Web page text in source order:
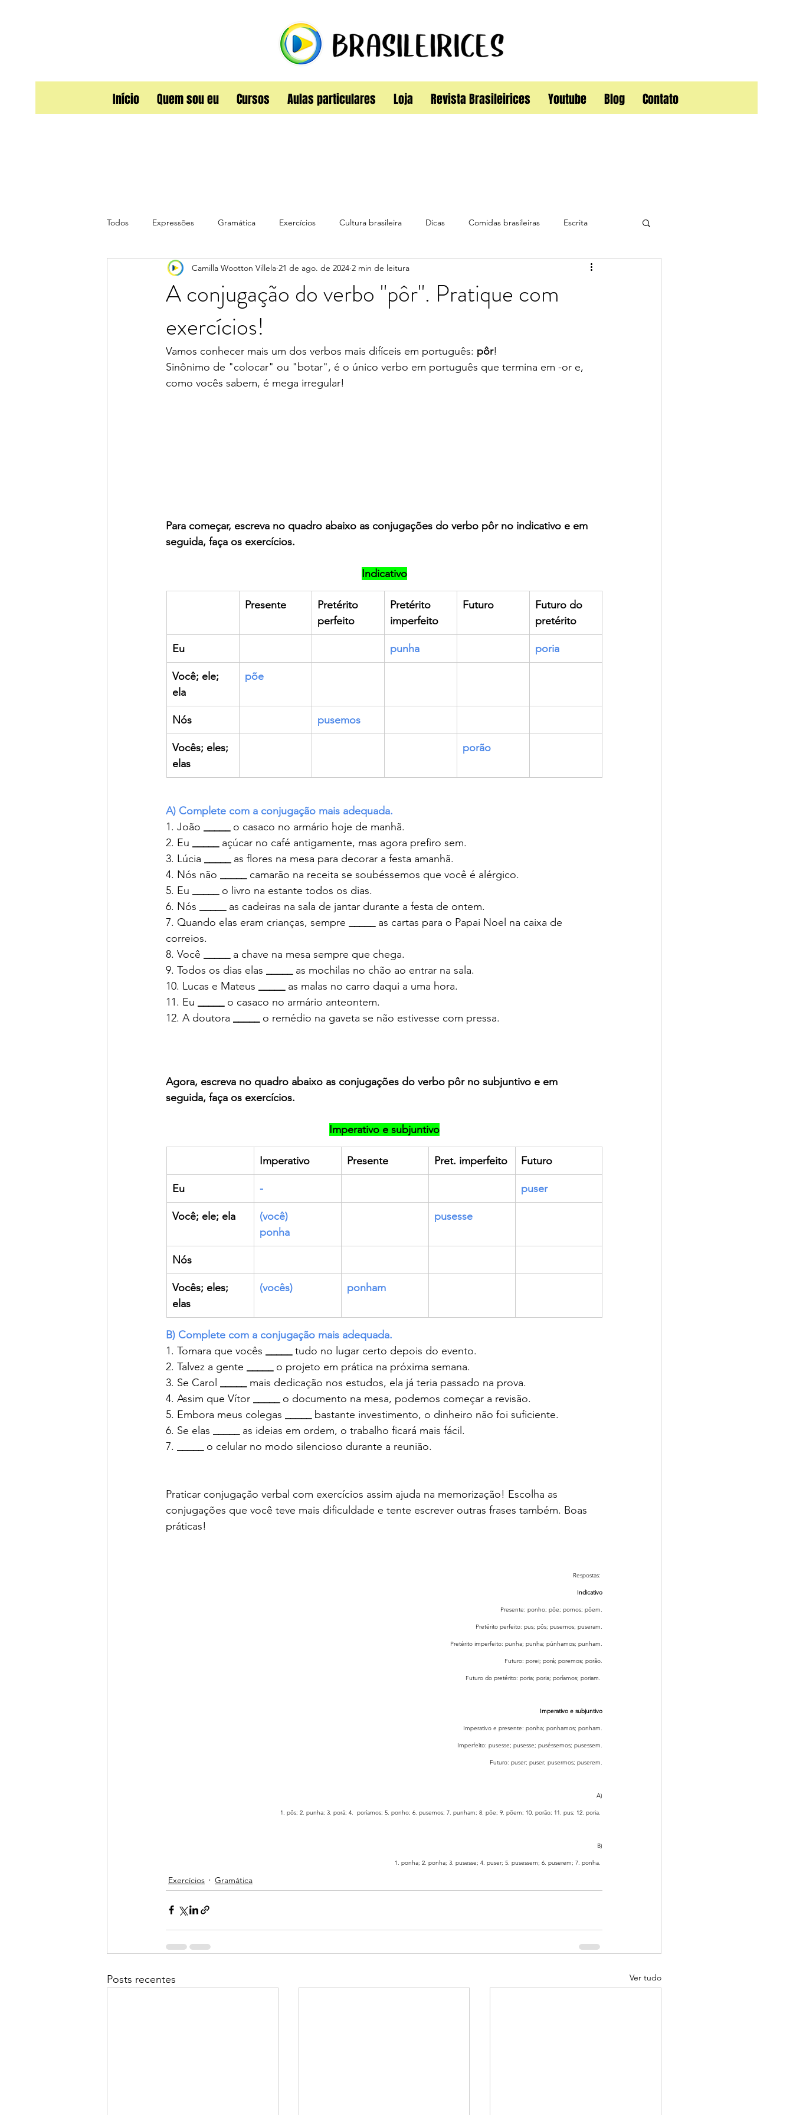
Início Quem sou eu Cursos Aulas particulares Loja Revista Brasileirices Youtube Blog Contato
Todos Expressões Gramática Exercícios Cultura brasileira Dicas Comidas brasileiras Escrita
Pronúncia Verbos que causam confusão Vocabulário
A conjugação do verbo "pôr". Pratique com
exercícios!
Camilla Wootton Villela 21 de ago. de 2024 2 min de leitura
Vamos conhecer mais um dos verbos mais difíceis em português: pôr!
Sinônimo de "colocar" ou "botar", é o único verbo em português que termina em -or e,
como vocês sabem, é mega irregular!
Para começar, escreva no quadro abaixo as conjugações do verbo pôr no indicativo e em
seguida, faça os exercícios.
Indicativo
Presente
Pretérito
perfeito
Pretérito
imperfeito
Futuro
Futuro do
pretérito
Eu punha poria
Você; ele;
ela
põe
Nós pusemos
Vocês; eles;
elas
porão
A) Complete com a conjugação mais adequada.
1. João
o casaco no armário hoje de manhã.
2. Eu
açúcar no café antigamente, mas agora prefiro sem.
3. Lúcia
as flores na mesa para decorar a festa amanhã.
4. Nós não
camarão na receita se soubéssemos que você é alérgico.
5. Eu
o livro na estante todos os dias.
6. Nós
as cadeiras na sala de jantar durante a festa de ontem.
7. Quando elas eram crianças, sempre
as cartas para o Papai Noel na caixa de
correios.
8. Você
a chave na mesa sempre que chega.
9. Todos os dias elas
as mochilas no chão ao entrar na sala.
10. Lucas e Mateus
as malas no carro daqui a uma hora.
11. Eu
o casaco no armário anteontem.
12. A doutora
o remédio na gaveta se não estivesse com pressa.
Agora, escreva no quadro abaixo as conjugações do verbo pôr no subjuntivo e em
seguida, faça os exercícios.
Imperativo e subjuntivo
Imperativo Presente Pret. imperfeito Futuro
Eu - puser
Você; ele; ela
(você)
ponha
pusesse
Nós
Vocês; eles;
elas
(vocês) ponham
B) Complete com a conjugação mais adequada.
1. Tomara que vocês
tudo no lugar certo depois do evento.
2. Talvez a gente
o projeto em prática na próxima semana.
3. Se Carol
mais dedicação nos estudos, ela já teria passado na prova.
4. Assim que Vítor
o documento na mesa, podemos começar a revisão.
5. Embora meus colegas
bastante investimento, o dinheiro não foi suficiente.
6. Se elas
as ideias em ordem, o trabalho ficará mais fácil.
7.
o celular no modo silencioso durante a reunião.
Praticar conjugação verbal com exercícios assim ajuda na memorização! Escolha as
conjugações que você teve mais dificuldade e tente escrever outras frases também. Boas
práticas!
Respostas:
Indicativo
Presente: ponho; põe; pomos; põem.
Pretérito perfeito: pus; pôs; pusemos; puseram.
Pretérito imperfeito: punha; punha; púnhamos; punham.
Futuro: porei; porá; poremos; porão.
Futuro do pretérito: poria; poria; poríamos; poriam.
Imperativo e subjuntivo
Imperativo e presente: ponha; ponhamos; ponham.
Imperfeito: pusesse; pusesse; puséssemos; pusessem.
Futuro: puser; puser; pusermos; puserem.
A)
1. pôs; 2. punha; 3. porá; 4.  poríamos; 5. ponho; 6. pusemos; 7. punham; 8. põe; 9. põem; 10. porão; 11. pus; 12. poria.
B)
1. ponha; 2. ponha; 3. pusesse; 4. puser; 5. pusessem; 6. puserem; 7. ponha.
Exercícios Gramática
Posts recentes Ver tudo